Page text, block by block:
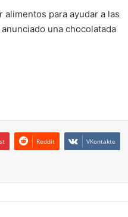
para ayudar a las
una chocolatada
Reddit VKontakte